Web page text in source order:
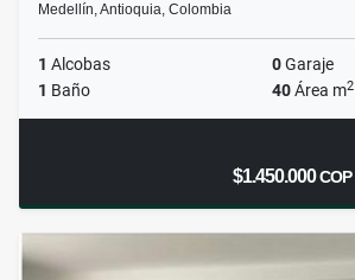
Medellín, Antioquia, Colombia
1 Alcobas 0Garaje
1 Baño 40Área m2
$1.450.000COP